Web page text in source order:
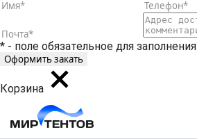
* - поле обязательное для заполнения
Корзина